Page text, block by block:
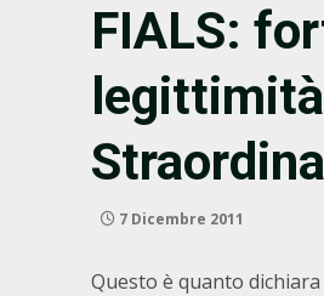
FIALS:
7 Dicembre 2011
Questo è quanto